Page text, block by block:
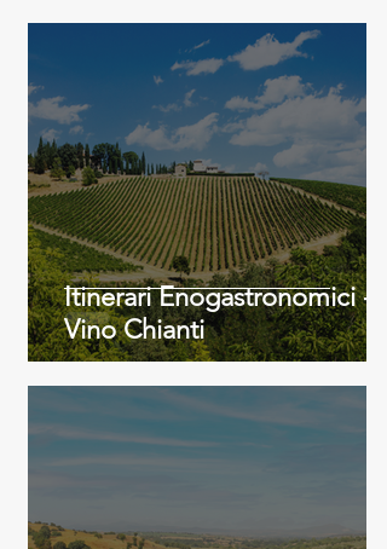
Itinerari Enogastronomici -
Vino Chianti